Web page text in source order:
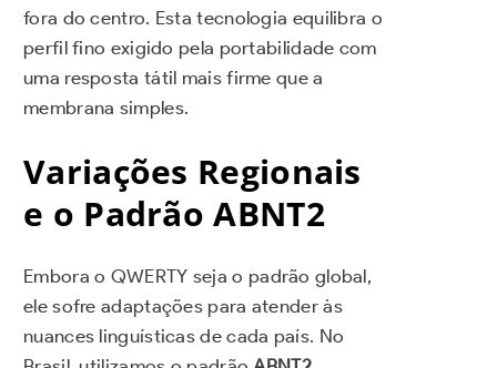
fora do centro. Esta tecnologia equilibra o
perfil fino exigido pela portabilidade com
uma resposta tátil mais firme que a
membrana simples.
Variações Regionais
e o Padrão ABNT2
Embora o QWERTY seja o padrão global,
ele sofre adaptações para atender às
nuances linguísticas de cada país. No